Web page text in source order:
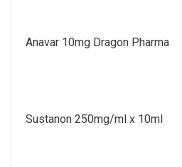
Anavar 10mg Dragon Pharma
Sustanon 250mg/ml x 10ml